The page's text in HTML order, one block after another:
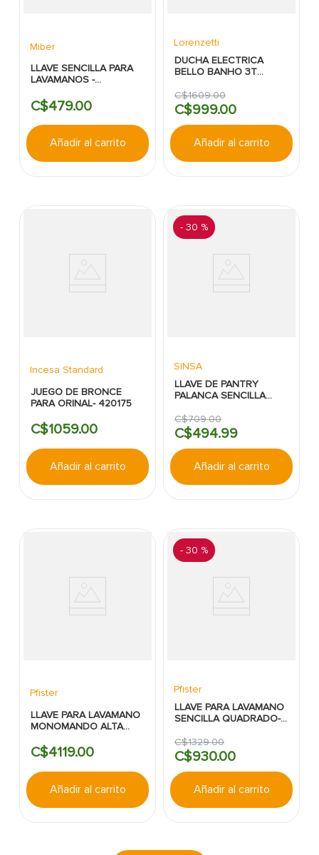
Miber
LLAVE SENCILLA PARA
LAVAMANOS -
C$479.00
Añadir al carrito
Lorenzetti
DUCHA ELECTRICA
BELLO BANHO 3T
ULTRA 127V/5500W
C$1609.00
C$999.00
Añadir al carrito
Incesa Standard
JUEGO DE BRONCE
PARA ORINAL- 420175
C$1059.00
Añadir al carrito
- 30 %
SINSA
LLAVE DE PANTRY
PALANCA SENCILLA
C$709.00
C$494.99
Añadir al carrito
Pfister
LLAVE PARA LAVAMANO
MONOMANDO ALTA
C$4119.00
Añadir al carrito
- 30 %
Pfister
LLAVE PARA LAVAMANO
SENCILLA QUADRADO-
C$1329.00
C$930.00
Añadir al carrito